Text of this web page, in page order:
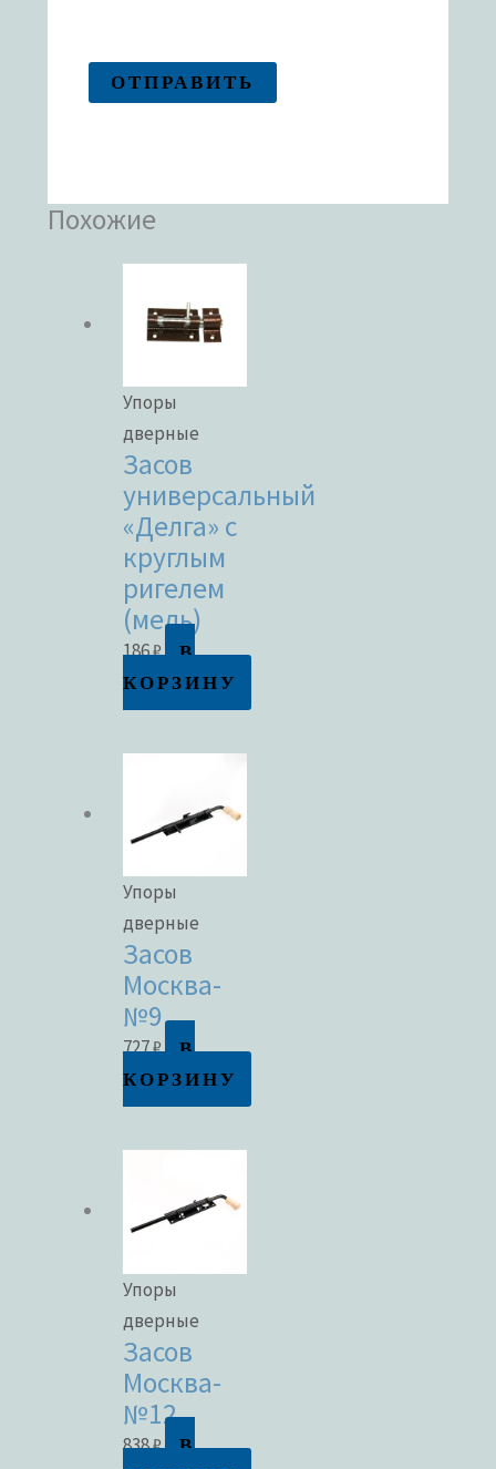
Похожие
Упоры
дверные
Засов
универсальный
«Делга» с
круглым
ригелем
(медь)
186₽
В
КОРЗИНУ
Упоры
дверные
Засов
Москва-
№9
727₽
В
КОРЗИНУ
Упоры
дверные
Засов
Москва-
№12
838₽
В